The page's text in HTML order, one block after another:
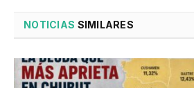
NOTICIAS SIMILARES